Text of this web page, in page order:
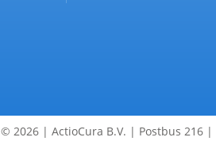
© 2026 | ActioCura B.V. | Postbus 216 |